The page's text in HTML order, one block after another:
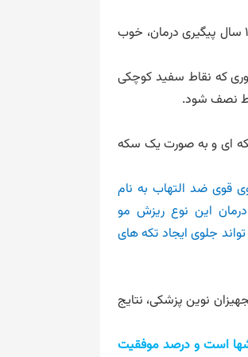
بر اساس تحقیقات انجام شده، 50 درصد از افرادی که دچار ریزش موی سکه ای می شوند، بعد از 1 سال پیگیری درمان، خوب
که نقاط سفید کوچکی
نصف شود.
ای و به صورت یک سکه
قوی ضد التهاب به نام
این نوع ریزش مو
جلوی ایجاد تکه های
نوین پزشکی، نتایج
است و درصد موفقیت